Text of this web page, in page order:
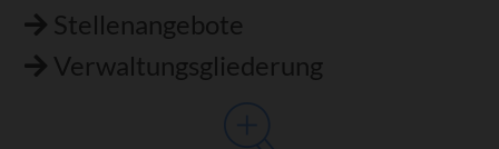
Stellenangebote
Verwaltungsgliederung